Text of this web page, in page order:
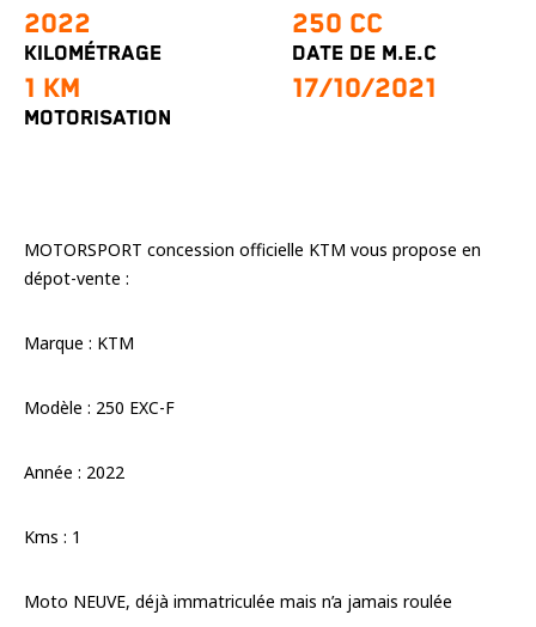
2022 250 CC
KILOMÉTRAGE
1 KM
DATE DE M.E.C
17/10/2021
MOTORISATION
MOTORSPORT concession officielle KTM vous propose en
dépot-vente :
Marque : KTM
Modèle : 250 EXC-F
Année : 2022
Kms : 1
Moto NEUVE, déjà immatriculée mais n’a jamais roulée
cookies,
certaines
fonctionnalités
disparaîtront
d'intérêt et